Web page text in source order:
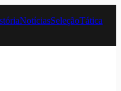
NotíciasSeleçãoTática